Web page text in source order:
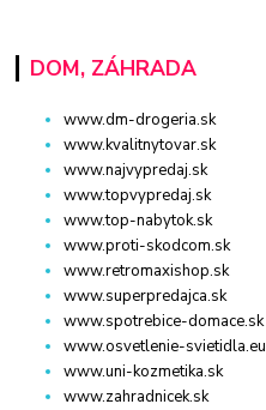
DOM, ZÁHRADA
www.dm-drogeria.sk
www.kvalitnytovar.sk
www.najvypredaj.sk
www.topvypredaj.sk
www.top-nabytok.sk
www.proti-skodcom.sk
www.retromaxishop.sk
www.superpredajca.sk
www.spotrebice-domace.sk
www.osvetlenie-svietidla.eu
www.uni-kozmetika.sk
www.zahradnicek.sk